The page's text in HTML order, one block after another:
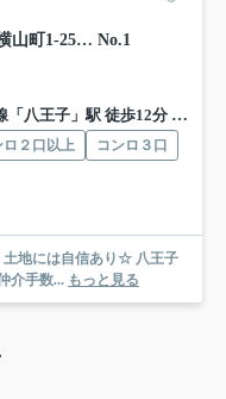
『八王子市新築戸建て』八王子市元横山町1-25-8【仲介手数料無料】 No.1
「八王子」駅 徒歩12分 京王
ロ２口以上
コンロ３口
には自信あり☆ 八王子
介手数... もっと見る